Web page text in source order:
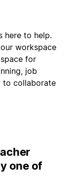
here to help.
workspace
for
job
to collaborate
one of